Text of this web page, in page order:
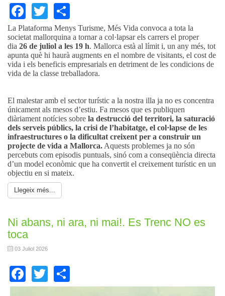
Facebook
Twitter
La Plataforma Menys Turisme, Més Vida convoca a tota la
societat mallorquina a tornar a col·lapsar els carrers el proper
dia 26 de juliol a les 19 h. Mallorca està al límit i, un any més, tot
apunta què hi haurà augments en el nombre de visitants, el cost de
vida i els beneficis empresarials en detriment de les condicions de
vida de la classe treballadora.
El malestar amb el sector turístic a la nostra illa ja no es concentra
únicament als mesos d’estiu. Fa mesos que es publiquen
diàriament notícies sobre la destrucció del territori, la saturació
dels serveis públics, la crisi de l’habitatge, el col·lapse de les
infraestructures o la dificultat creixent per a construir un
projecte de vida a Mallorca. Aquests problemes ja no són
percebuts com episodis puntuals, sinó com a conseqüència directa
d’un model econòmic que ha convertit el creixement turístic en un
objectiu en si mateix.
Llegeix més...
Ni abans, ni ara, ni mai!. Es Trenc NO es
toca
03 Juliol 2026
Facebook
Twitter